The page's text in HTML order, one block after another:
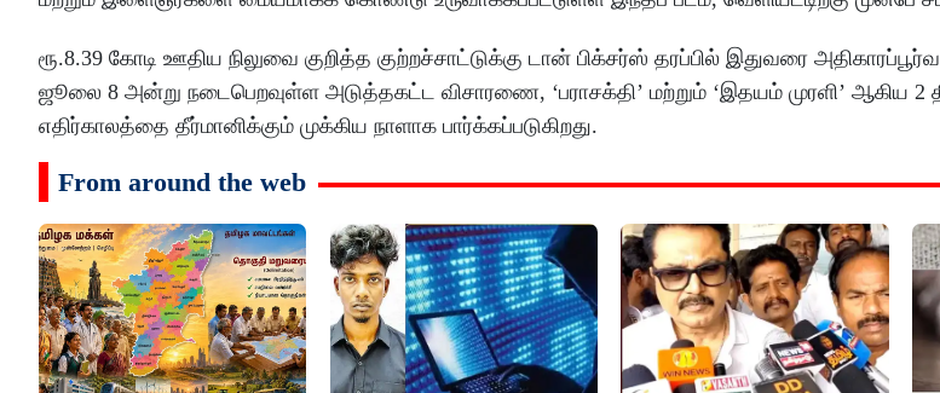
ரூ.8.39 கோடி ஊதிய நிலுவை குறித்த குற்றச்சாட்டுக்கு டான் பிக்சர்ஸ் தரப்பில் இதுவரை
ஜூலை 8 அன்று நடைபெறவுள்ள அடுத்தகட்ட விசாரணை, ‘பராசக்தி’ மற்றும் ‘இதயம் முரளி’ ஆகிய 2
எதிர்காலத்தை தீர்மானிக்கும் முக்கிய நாளாக பார்க்கப்படுகிறது.
From around the web